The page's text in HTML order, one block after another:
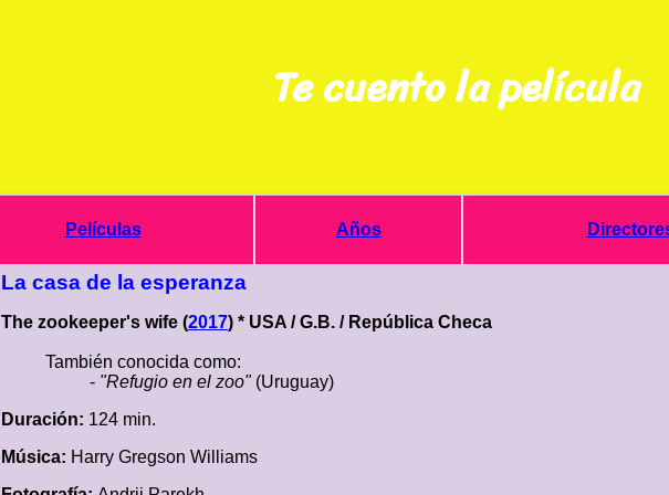
Te cuento la película
Películas Años
La casa de la esperanza
The zookeeper's wife (2017) * USA / G.B. / República Checa
También conocida como:
- "Refugio en el zoo"(Uruguay)
Duración: 124 min.
Música: Harry Gregson Williams